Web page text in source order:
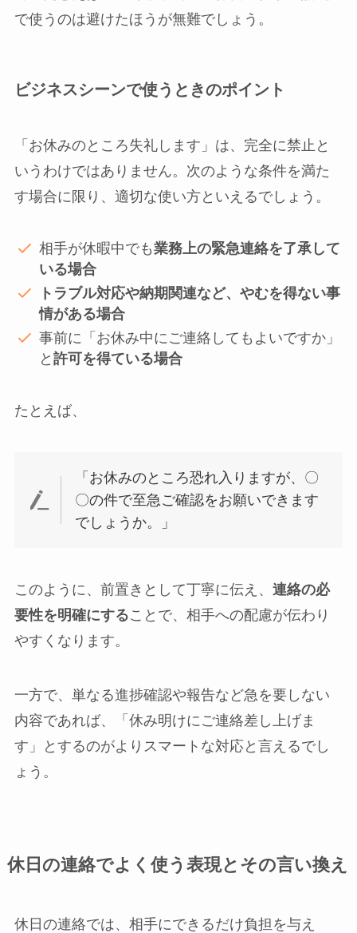
で使うのは避けたほうが無難でしょう。
ビジネスシーンで使うときのポイント
「お休みのところ失礼します」は、完全に禁止と
いうわけではありません。次のような条件を満た
す場合に限り、適切な使い方といえるでしょう。
相手が休暇中でも業務上の緊急連絡を了承して
いる場合
トラブル対応や納期関連など、やむを得ない事
情がある場合
事前に「お休み中にご連絡してもよいですか」
と許可を得ている場合
たとえば、
「お休みのところ恐れ入りますが、〇
〇の件で至急ご確認をお願いできます
でしょうか。」
このように、前置きとして丁寧に伝え、 連絡の必
要性を明確にすることで、相手への配慮が伝わり
やすくなります。
一方で、単なる進捗確認や報告など急を要しない
内容であれば、「休み明けにご連絡差し上げま
す」とするのがよりスマートな対応と言えるでし
ょう。
休日の連絡でよく使う表現とその言い換え
休日の連絡では、相手にできるだけ負担を与え